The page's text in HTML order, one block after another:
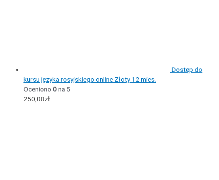
Dostęp do
kursu języka rosyjskiego online Złoty 12 mies.
Oceniono 0na 5
250,00zł